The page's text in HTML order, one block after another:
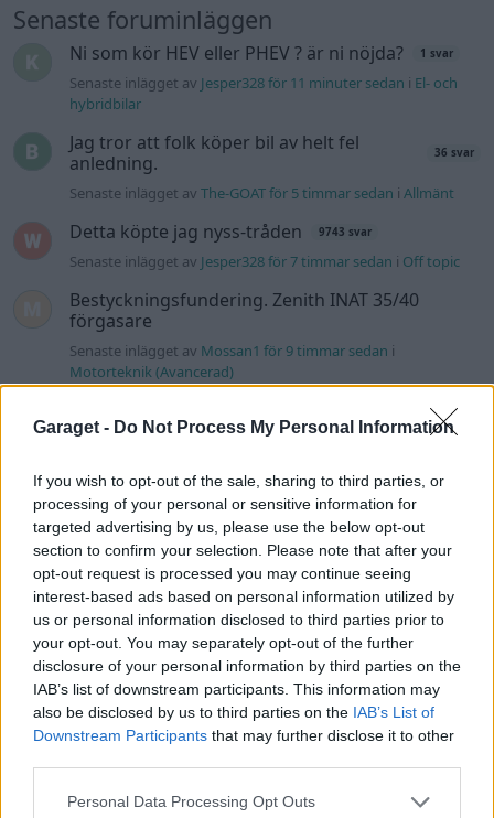
Garaget - Do Not Process My Personal Information
If you wish to opt-out of the sale, sharing to third parties, or
processing of your personal or sensitive information for
targeted advertising by us, please use the below opt-out
section to confirm your selection. Please note that after your
opt-out request is processed you may continue seeing
interest-based ads based on personal information utilized by
us or personal information disclosed to third parties prior to
your opt-out. You may separately opt-out of the further
disclosure of your personal information by third parties on the
IAB’s list of downstream participants. This information may
also be disclosed by us to third parties on the IAB’s List of
Downstream Participants that may further disclose it to other
Personal Data Processing Opt Outs
Senaste foruminläggen
Ni som kör HEV eller PHEV ? är ni nöjda? 1 svar
Senaste inlägget av Jesper328 för 11 minuter sedan i El- och
hybridbilar
Jag tror att folk köper bil av helt fel
anledning.
36 svar
Senaste inlägget avThe-GOAT för 5 timmar sedan iAllmänt
Detta köpte jag nyss-tråden 9743 svar
Senaste inlägget av Jesper328 för 7 timmar sedan i Off topic
Bestyckningsfundering. Zenith INAT 35/40
förgasare
Senaste inlägget av Mossan1 för 9 timmar sedan i
Motorteknik (Avancerad)
tiden på tändning.
2 svar
Generell felsökning
ID 4 vs EX 40 ? 4 svar
Senaste inlägget avMickeEng Igår 18:13iEl- och hybridbilar
Ford Mustang e Mac 2023 4 svar
Senaste inlägget avKenthIJ2 Igår 12:37iEl- och hybridbilar
244 motorbyte till d5252t
Senaste inlägget av Jeppegaming Igår 00:53iMotorteknik
(Avancerad)
Passat -13 2.0tdi DSG Växellåda bråkar
felsökning